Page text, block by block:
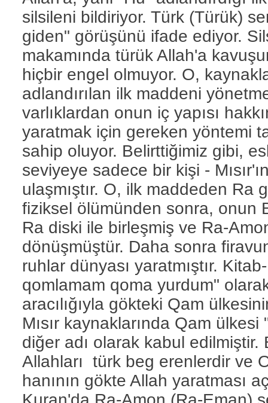
silsileni bildiriyor. Türk (Türük)
giden" görüşünü ifade ediyor.
makamında türük Allah'a
hiçbir engel olmuyor. O,
adlandırılan ilk maddeni
varlıklardan onun iç yapısı
yaratmak için gereken yöntemi
sahip oluyor. Belirttiğimiz gibi,
seviyeye sadece bir kişi -
ulaşmıştır. O, ilk maddeden Ra
fiziksel ölümünden sonra, onun
Ra diski ile birleşmiş ve Ra-
dönüşmüştür. Daha sonra
ruhlar dünyası yaratmıştır.
qomlamam qoma yurdum"
aracılığıyla gökteki Qam
Mısır kaynaklarında Qam ülkesi
diğer adı olarak kabul edilmiştir.
Allahları türk beg erenlerdir ve
hanının gökte Allah yaratması